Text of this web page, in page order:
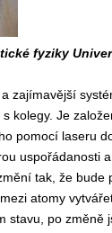
fyziky
zajímavější
kolegy. Je
pomocí laseru
uspořádanosti
tak, že bude
atomy
stavu, po